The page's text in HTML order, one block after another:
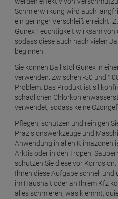
Schmierwirkung wird auch
ein geringer Verschleiß erreicht.
Gunex Feuchtigkeit wirksam von
sodass diese auch nach vielen
beginnen.
Sie können Ballistol Gunex in
verwenden. Zwischen -50 und
Problem. Das Produkt ist
schädlichen
verwendet, sodass keine
Pflegen, schützen und reinigen
Präzisionswerkzeuge und
Anwendung in allen Klimazonen
Arktis oder in den Tropen.
schützen Sie diese vor
Ihnen diese Aufgabe schnell
im Haushalt oder an Ihrem Kfz
alles schmieren, was klemmt,